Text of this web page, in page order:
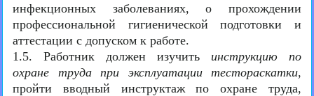
инфекционных заболеваниях, о прохождении
профессиональной гигиенической подготовки и
аттестации с допуском к работе.
1.5. Работник должен изучить инструкцию по
охране труда при эксплуатации тестораскатки,
пройти вводный инструктаж по охране труда,